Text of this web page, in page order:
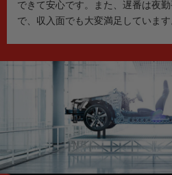
できて安心です。また、遅番は夜
で、収入面でも大変満足しています